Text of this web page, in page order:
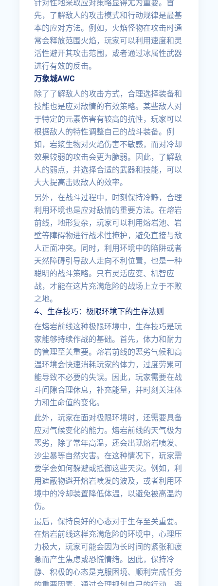
针对性地采取应对策略显得尤为重要。首
先，了解敌人的攻击模式和行动规律是最基
本的应对方法。例如，火焰怪物在攻击时通
常会释放范围火焰，玩家可以利用速度和灵
活性避开其攻击范围，或者通过冰属性武器
进行有效的反击。
万象城AWC
除了了解敌人的攻击方式，合理选择装备和
技能也是应对敌情的有效策略。某些敌人对
于特定的元素伤害有较高的抗性，玩家可以
根据敌人的特性调整自己的战斗装备。例
如，岩浆生物对火焰伤害不敏感，而对冷却
效果较弱的攻击会更为脆弱。因此，了解敌
人的弱点，并选择合适的武器和技能，可以
大大提高击败敌人的效率。
另外，在战斗过程中，时刻保持冷静，合理
利用环境也是应对敌情的重要方法。在熔岩
前线，地形复杂，玩家可以利用熔岩池、岩
壁等障碍物进行战术性掩护，避免直接与敌
人正面冲突。同时，利用环境中的陷阱或者
天然障碍引导敌人走向不利位置，也是一种
聪明的战斗策略。只有灵活应变、机智应
战，才能在这片充满危险的战场上立于不败
之地。
4、生存技巧：极限环境下的生存法则
在熔岩前线这种极限环境中，生存技巧是玩
家能够持续作战的基础。首先，体力和耐力
的管理至关重要。熔岩前线的恶劣气候和高
温环境会快速消耗玩家的体力，过度劳累可
能导致不必要的失误。因此，玩家需要在战
斗间隙合理休息，补充能量，并时刻关注体
力和生命值的变化。
此外，玩家在面对极限环境时，还需要具备
应对气候变化的能力。熔岩前线的天气极为
恶劣，除了常年高温，还会出现熔岩喷发、
沙尘暴等自然灾害。在这种情况下，玩家需
要学会如何躲避或抵御这些天灾。例如，利
用遮蔽物避开熔岩喷发的波及，或者利用环
境中的冷却装置降低体温，以避免被高温灼
伤。
最后，保持良好的心态对于生存至关重要。
在熔岩前线这样充满危险的环境中，心理压
力极大，玩家可能会因为长时间的紧张和疲
惫而产生焦虑或恐慌情绪。因此，保持冷
静、积极的心态是克服困境、顺利完成任务